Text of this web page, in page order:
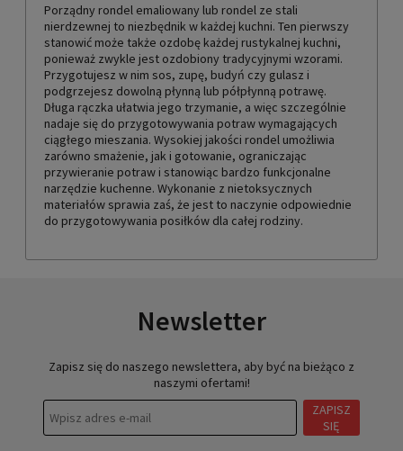
Porządny rondel emaliowany lub rondel ze stali
nierdzewnej to niezbędnik w każdej kuchni. Ten pierwszy
stanowić może także ozdobę każdej rustykalnej kuchni,
ponieważ zwykle jest ozdobiony tradycyjnymi wzorami.
Przygotujesz w nim sos, zupę, budyń czy gulasz i
podgrzejesz dowolną płynną lub półpłynną potrawę.
Długa rączka ułatwia jego trzymanie, a więc szczególnie
nadaje się do przygotowywania potraw wymagających
ciągłego mieszania. Wysokiej jakości rondel umożliwia
zarówno smażenie, jak i gotowanie, ograniczając
przywieranie potraw i stanowiąc bardzo funkcjonalne
narzędzie kuchenne. Wykonanie z nietoksycznych
materiałów sprawia zaś, że jest to naczynie odpowiednie
do przygotowywania posiłków dla całej rodziny.
Newsletter
Zapisz się do naszego newslettera, aby być na bieżąco z
naszymi ofertami!
ZAPISZ
SIĘ